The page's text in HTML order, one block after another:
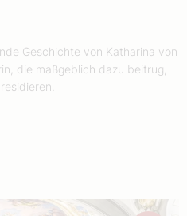
Geschichte von Katharina von
die maßgeblich dazu beitrug,